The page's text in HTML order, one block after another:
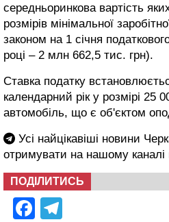
середньоринкова вартість
розмірів мінімальної
законом на 1 січня
році – 2 млн 662,5 тис. грн).
Ставка податку
календарний рік у розмірі 25
автомобіль, що є об'єктом
Усі найцікавіші новини
отримувати на нашому каналі
ПОДІЛИТИСЬ
Facebook